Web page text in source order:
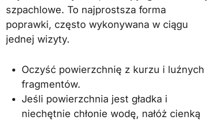
szpachlowe. To najprostsza forma
poprawki, często wykonywana w ciągu
jednej wizyty.
Oczyść powierzchnię z kurzu i luźnych
fragmentów.
Jeśli powierzchnia jest gładka i
niechętnie chłonie wodę, nałóż cienką